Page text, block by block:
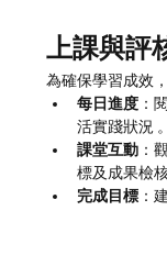
上課與評
為確保學習成效
每日進度 ：
活實踐狀況 。
課堂互動 ：
標及成果檢
完成目標 ：